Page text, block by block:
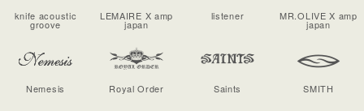
knife acoustic
groove
LEMAIRE X amp
japan
listener MR.OLIVE X amp
japan
Nemesis Royal Order Saints SMITH